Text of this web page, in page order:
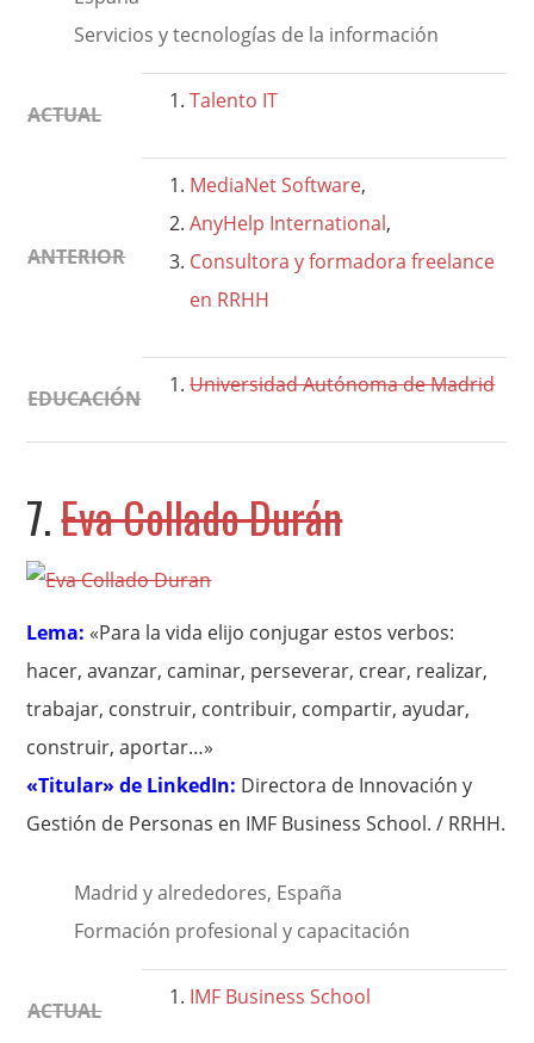
Servicios y tecnologías de la información
ACTUAL
Talento IT
ANTERIOR
MediaNet Software,
AnyHelp International,
Consultora y formadora freelance
en RRHH
EDUCACIÓN
Universidad Autónoma de Madrid
7.Eva Collado Durán
Lema: «Para la vida elijo conjugar estos verbos:
hacer, avanzar, caminar, perseverar, crear, realizar,
trabajar, construir, contribuir, compartir, ayudar,
construir, aportar…»
«Titular» de LinkedIn: Directora de Innovación y
Gestión de Personas en IMF Business School. / RRHH.
Madrid y alrededores, España
Formación profesional y capacitación
ACTUAL
IMF Business School